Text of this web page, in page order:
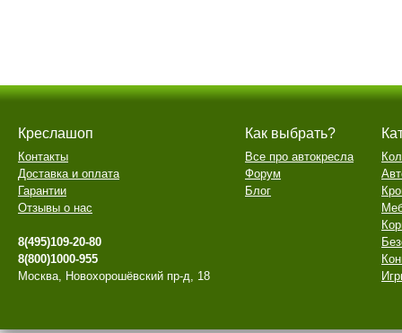
Креслашоп
Контакты
Доставка и оплата
Гарантии
Отзывы о нас
8(495)109-20-80
8(800)1000-955
Москва, Новохорошёвский пр-д, 18
Как выбрать?
Все про автокресла
Форум
Блог